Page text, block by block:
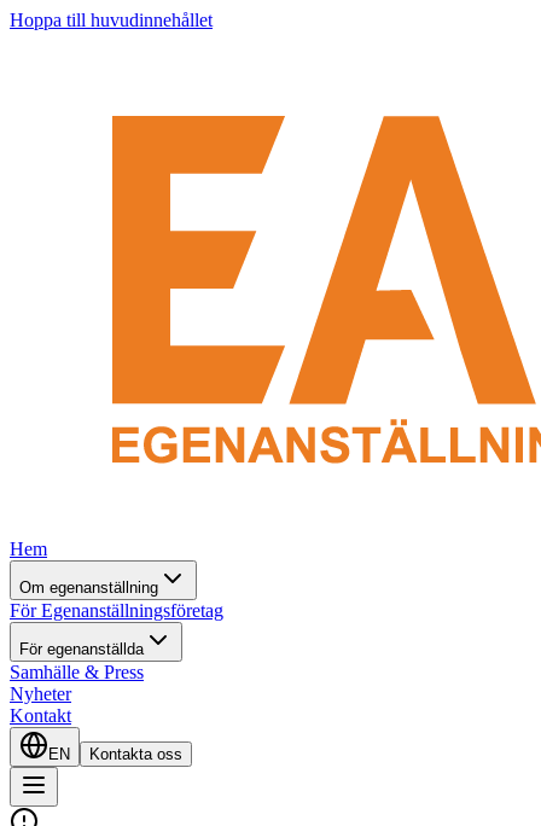
Hoppa till huvudinnehållet
Hem
Om egenanställning
För Egenanställningsföretag
För egenanställda
Samhälle & Press
Nyheter
Kontakt
EN Kontakta oss